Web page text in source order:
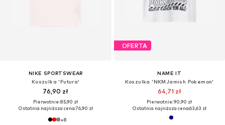
NIKE SPORTSWEAR
Koszulka 'Futura'
76,90 zł
Pierwotnie: 85,90 zł
Ostatnia najniższa cena:76,90 zł
+8
OFERTA
NAME IT
Koszulka 'NKMJamish Pokemon'
64,71 zł
Pierwotnie: 90,90 zł
Ostatnia najniższa cena:63,63 zł